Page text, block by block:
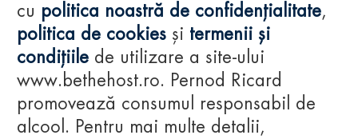
cu politica noastră de confidențialitate,
politica de cookies și termenii și
condițiile de utilizare a site-ului
www.bethehost.ro. Pernod Ricard
promovează consumul responsabil de
alcool. Pentru mai multe detalii,